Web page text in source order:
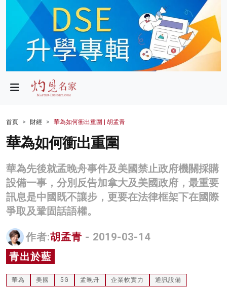
政局
財經
生活
商業
科技
名家榜
灼見活動
關於我們
首頁 財經 華為如何衝出重圍 | 胡孟青
華為如何衝出重圍
華為先後就孟晚舟事件及美國禁止政府機關採購
設備一事，分別反告加拿大及美國政府，最重要
訊息是中國既不讓步，更要在法律框架下在國際
爭取及鞏固話語權。
作者:胡孟青 - 2019-03-14
青出於藍
華為 美國 5G 孟晚舟 企業軟實力 通訊設備